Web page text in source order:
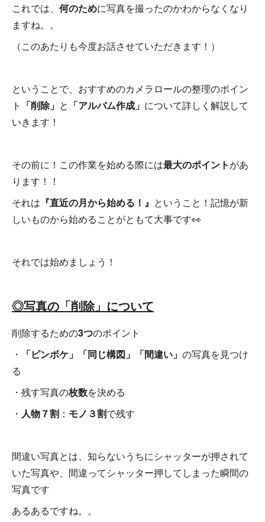
これでは、 何のために写真を撮ったのかわからなくなり
ますね。。
（このあたりも今度お話させていただきます！）
ということで、おすすめのカメラロールの整理のポイン
ト 「削除」 と 「アルバム作成」 について詳しく解説して
いきます！
その前に！この作業を始める際には最大のポイントがあ
ります！！
それは 『直近の月から始める！』 ということ！記憶が新
しいものから始めることがともて大事です👀
それでは始めましょう！
◎写真の「削除」について
削除するための3つのポイント
・
「ピンボケ」「同じ構図」「間違い」 の写真を見つけ
る
・残す写真の枚数を決める
・ 人物７割 ： モノ３割で残す
間違い写真とは、知らないうちにシャッターが押されて
いた写真や、間違ってシャッター押してしまった瞬間の
写真です
あるあるですね。。